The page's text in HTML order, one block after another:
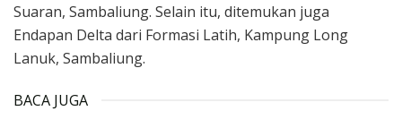
Suaran, Sambaliung. Selain itu, ditemukan juga
Endapan Delta dari Formasi Latih, Kampung Long
Lanuk, Sambaliung.
BACA JUGA